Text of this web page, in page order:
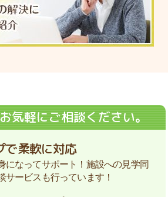
気軽にご相談ください。
で柔軟に対応
になってサポート！施設への見学同
サービスも行っています！